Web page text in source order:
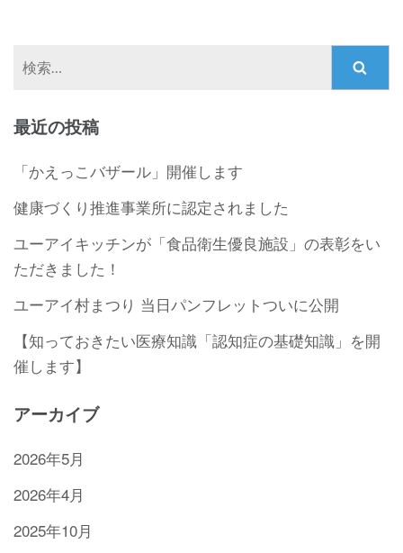
最近の投稿
「かえっこバザール」開催します
健康づくり推進事業所に認定されました
ユーアイキッチンが「食品衛生優良施設」の表彰をい
ただきました！
ユーアイ村まつり 当日パンフレットついに公開
【知っておきたい医療知識「認知症の基礎知識」を開
催します】
アーカイブ
2026年5月
2026年4月
2025年10月